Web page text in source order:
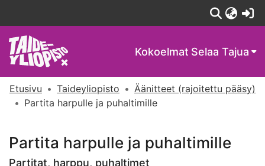
Kokoelmat Selaa Tajua
Etusivu Taideyliopisto
Äänitteet (rajoitettu pääsy)
Partita harpulle ja puhaltimille
Partita harpulle ja puhaltimille
Partitat, harppu, puhaltimet